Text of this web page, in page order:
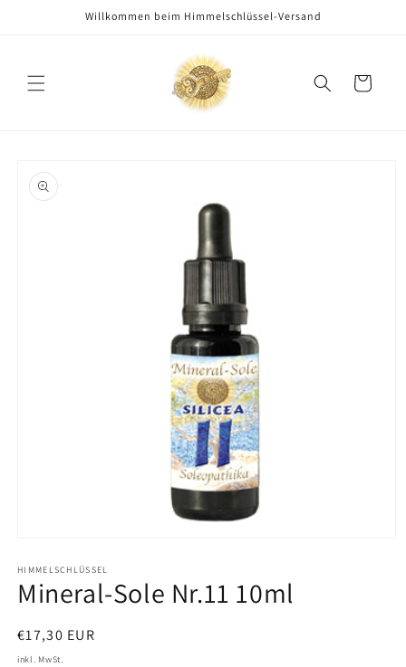
Willkommen beim Himmelschlüssel-Versand
Warenkorb
in
Modal
öffnen
HIMMELSCHLÜSSEL
Mineral-Sole Nr.11 10ml
Normaler
Preis
€17,30 EUR
inkl. MwSt.